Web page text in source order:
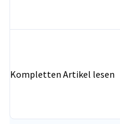
Kompletten Artikel lesen